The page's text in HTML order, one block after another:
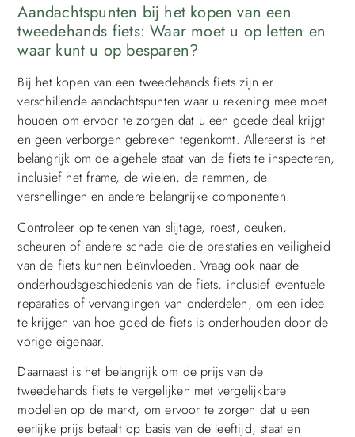
Aandachtspunten bij het kopen van een
tweedehands fiets: Waar moet u op letten en
waar kunt u op besparen?
Bij het kopen van een tweedehands fiets zijn er
verschillende aandachtspunten waar u rekening mee moet
houden om ervoor te zorgen dat u een goede deal krijgt
en geen verborgen gebreken tegenkomt. Allereerst is het
belangrijk om de algehele staat van de fiets te inspecteren,
inclusief het frame, de wielen, de remmen, de
versnellingen en andere belangrijke componenten.
Controleer op tekenen van slijtage, roest, deuken,
scheuren of andere schade die de prestaties en veiligheid
van de fiets kunnen beïnvloeden. Vraag ook naar de
onderhoudsgeschiedenis van de fiets, inclusief eventuele
reparaties of vervangingen van onderdelen, om een idee
te krijgen van hoe goed de fiets is onderhouden door de
vorige eigenaar.
Daarnaast is het belangrijk om de prijs van de
tweedehands fiets te vergelijken met vergelijkbare
modellen op de markt, om ervoor te zorgen dat u een
eerlijke prijs betaalt op basis van de leeftijd, staat en